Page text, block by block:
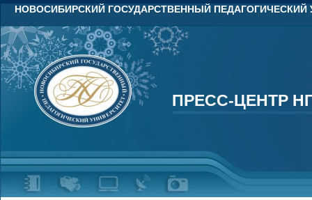
НОВОСИБИРСКИЙ ГОСУДАРСТВЕННЫЙ ПЕДАГОГИЧЕСКИЙ
ПРЕСС-ЦЕНТР
ПРЕСС-ЦЕНТР